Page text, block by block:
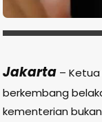
Jakarta – Ketua
berkembang
kementerian